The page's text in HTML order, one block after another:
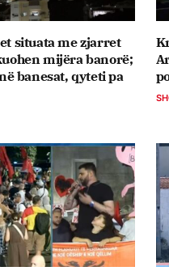
situata me zjarret
mijëra banorë;
banesat, qyteti pa